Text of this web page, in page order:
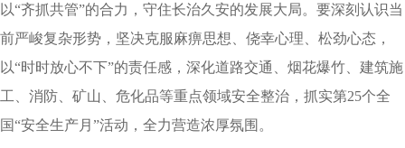
以“齐抓共管”的合力，守住长治久安的发展大局。要深刻认识当
前严峻复杂形势，坚决克服麻痹思想、侥幸心理、松劲心态，
以“时时放心不下”的责任感，深化道路交通、烟花爆竹、建筑施
工、消防、矿山、危化品等重点领域安全整治，抓实第25个全
国“安全生产月”活动，全力营造浓厚氛围。